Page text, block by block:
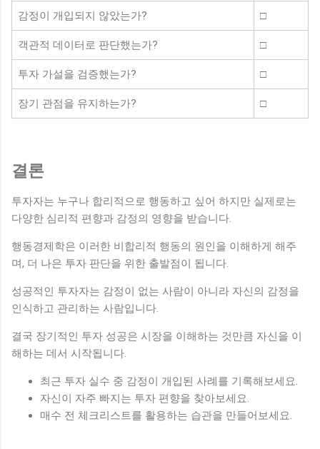
감정이 개입되지 않았는가? □
객관적 데이터로 판단했는가? □
투자 가설을 검증했는가? □
장기 관점을 유지하는가? □
결론
투자자는 누구나 합리적으로 행동하고 싶어 하지만 실제로는
다양한 심리적 편향과 감정의 영향을 받습니다.
행동경제학은 이러한 비합리적 행동의 원인을 이해하게 해주
며, 더 나은 투자 판단을 위한 출발점이 됩니다.
성공적인 투자자는 감정이 없는 사람이 아니라 자신의 감정을
인식하고 관리하는 사람입니다.
결국 장기적인 투자 성공은 시장을 이해하는 것만큼 자신을 이
해하는 데서 시작됩니다.
최근 투자 실수 중 감정이 개입된 사례를 기록해보세요.
자신이 자주 빠지는 투자 편향을 찾아보세요.
매수 전 체크리스트를 활용하는 습관을 만들어보세요.